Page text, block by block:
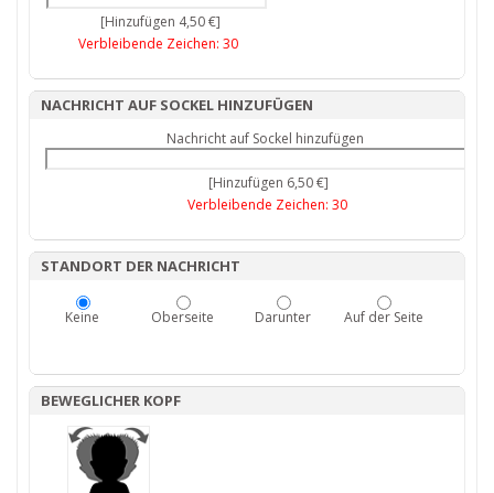
[Hinzufügen 4,50 €]
Verbleibende Zeichen: 30
NACHRICHT AUF SOCKEL HINZUFÜGEN
Nachricht auf Sockel hinzufügen
[Hinzufügen 6,50 €]
Verbleibende Zeichen: 30
STANDORT DER NACHRICHT
Keine Oberseite Darunter Auf der Seite
BEWEGLICHER KOPF